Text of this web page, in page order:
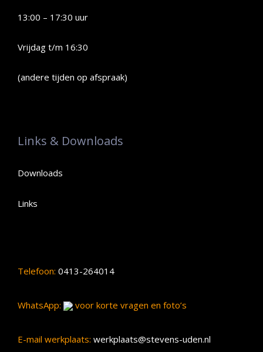
13:00 – 17:30 uur
Vrijdag t/m 16:30
(andere tijden op afspraak)
Links & Downloads
Downloads
Links
Telefoon: 0413-264014
WhatsApp: voor korte vragen en foto’s
E-mail werkplaats: werkplaats@stevens-uden.nl